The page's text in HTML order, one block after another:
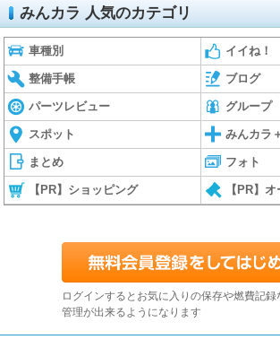
みんカラ 人気のカテゴリ
車種別 イイね！
整備手帳 ブログ
パーツレビュー グループ
スポット みんカラ
まとめ フォト
【PR】ショッピング 【PR】
ログインするとお気に入りの保存や燃費記録
管理が出来るようになります